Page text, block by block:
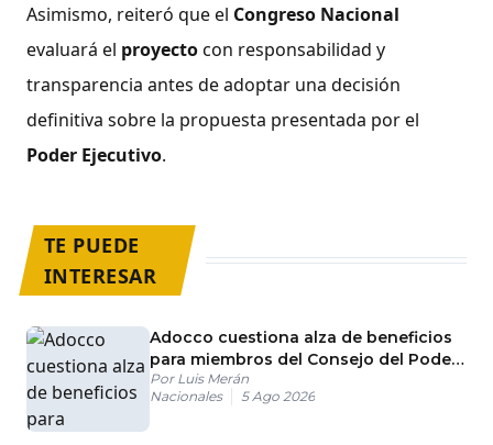
Asimismo, reiteró que el Congreso Nacional
evaluará el proyectocon responsabilidad y
transparencia antes de adoptar una decisión
definitiva sobre la propuesta presentada por el
Poder Ejecutivo.
TE PUEDE
INTERESAR
Adocco cuestiona alza de beneficios
para miembros del Consejo del Poder
Judicial
Por Luis Merán
Nacionales
5 Ago 2026